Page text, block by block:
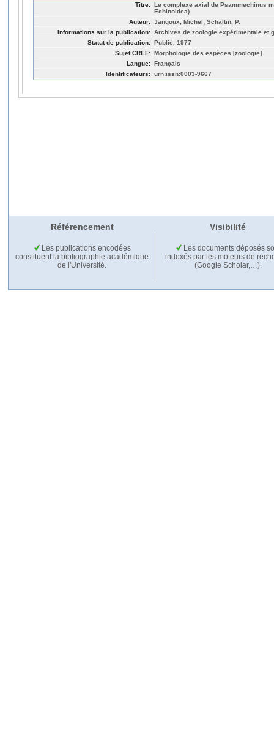
Titre: Le complexe axial de Psammechinus
Echinoidea)
Auteur: Jangoux, Michel; Schaltin, P.
Informations sur la publication: Archives de zoologie expérimentale et
Statut de publication: Publié, 1977
Sujet CREF: Morphologie des espèces [zoologie]
Langue: Français
Identificateurs: urn:issn:0003-9667
Référencement Visibilité
Les publications encodées
constituent la bibliographie académique
de l'Université.
Les documents déposés
indexés par les moteurs de
(Google Scholar,…).